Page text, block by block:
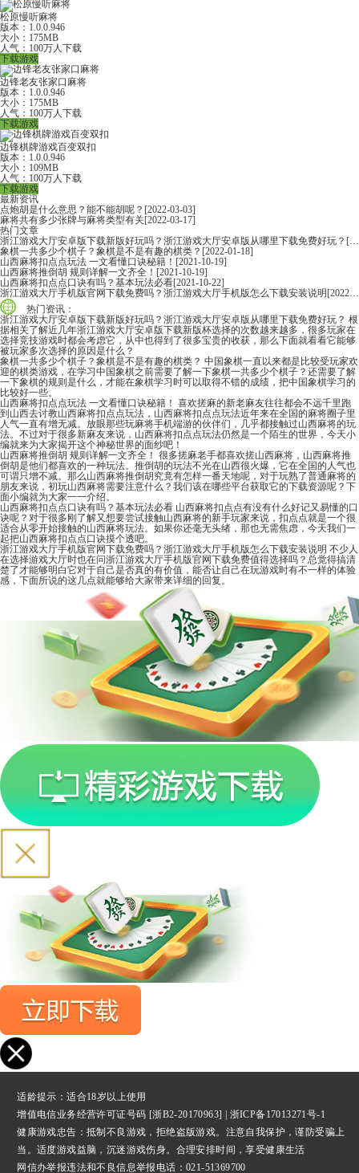
松原慢听麻将
版本：1.0.0.946
大小：175MB
人气：100万人下载
下载游戏
边锋老友张家口麻将
版本：1.0.0.946
大小：175MB
人气：100万人下载
下载游戏
边锋棋牌游戏百变双扣
版本：1.0.0.946
大小：109MB
人气：100万人下载
下载游戏
最新资讯
点炮胡是什么意思？能不能胡呢？ [2022-03-03]
麻将共有多少张牌与麻将类型有关[2022-03-17]
热门文章
浙江游戏大厅安卓版下载新版好玩吗？浙江游戏大厅安卓版从哪里下载免费好玩？ [2022-06-16]
象棋一共多少个棋子？象棋是不是有趣的棋类？ [2022-01-18]
山西麻将扣点点玩法 一文看懂口诀秘籍！ [2021-10-19]
山西麻将推倒胡 规则详解一文齐全！ [2021-10-19]
山西麻将扣点点口诀有吗？基本玩法必看[2021-10-22]
浙江游戏大厅手机版官网下载免费吗？浙江游戏大厅手机版怎么下载安装说明 [2022-06-16]
热门资讯：
浙江游戏大厅安卓版下载新版好玩吗？浙江游戏大厅安卓版从哪里下载免费好玩？ 根
据相关了解近几年浙江游戏大厅安卓版下载新版杯选择的次数越来越多，很多玩家在
选择竞技游戏时都会考虑它，从中也得到了很多宝贵的收获，那么下面就看看它能够
被玩家多次选择的原因是什么？
象棋一共多少个棋子？象棋是不是有趣的棋类？ 中国象棋一直以来都是比较受玩家欢
迎的棋类游戏，在学习中国象棋之前需要了解一下象棋一共多少个棋子？还需要了解
一下象棋的规则是什么，才能在象棋学习时可以取得不错的成绩，把中国象棋学习的
比较好一些。
山西麻将扣点点玩法 一文看懂口诀秘籍！ 喜欢搓麻的新老麻友往往都会不远千里跑
到山西去讨教山西麻将扣点点玩法，山西麻将扣点点玩法近年来在全国的麻将圈子里
人气一直有增无减。放眼那些玩麻将手机端游的伙伴们，几乎都接触过山西麻将的玩
法。不过对于很多新麻友来说，山西麻将扣点点玩法仍然是一个陌生的世界，今天小
编就来为大家揭开这个神秘世界的面纱吧！
山西麻将推倒胡 规则详解一文齐全！ 很多搓麻老手都喜欢搓山西麻将，山西麻将推
倒胡是他们都喜欢的一种玩法。推倒胡的玩法不光在山西很火爆，它在全国的人气也
可谓只增不减。那么山西麻将推倒胡究竟有怎样一番天地呢，对于玩熟了普通麻将的
朋友来说，初玩山西麻将需要注意什么？我们该在哪些平台获取它的下载资源呢？下
面小编就为大家一一介绍。
山西麻将扣点点口诀有吗？基本玩法必看 山西麻将扣点点有没有什么好记又易懂的口
诀呢？对于很多刚了解又想要尝试接触山西麻将的新手玩家来说，扣点点就是一个很
适合从零开始接触的山西麻将玩法。如果你还毫无头绪，那也无需焦虑，今天我们一
起把山西麻将扣点点口诀摸个透吧。
浙江游戏大厅手机版官网下载免费吗？浙江游戏大厅手机版怎么下载安装说明 不少人
在选择游戏大厅时也在问浙江游戏大厅手机版官网下载免费值得选择吗？总觉得搞清
楚了才能够明白它对于自己是否真的有价值，能否让自己在玩游戏时有不一样的体验
感，下面所说的这几点就能够给大家带来详细的回复。
适龄提示：适合18岁以上使用
增值电信业务经营许可证号码 [浙B2-20170963] | 浙ICP备17013271号-1
健康游戏忠告：抵制不良游戏，拒绝盗版游戏。注意自我保护，谨防受骗上
当。适度游戏益脑，沉迷游戏伤身。合理安排时间，享受健康生活
网信办举报违法和不良信息举报 电话：021-51369700